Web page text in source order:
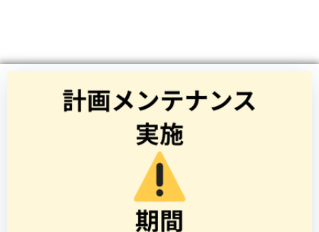
ン
ツ
へ
ス
キ
ッ
プ